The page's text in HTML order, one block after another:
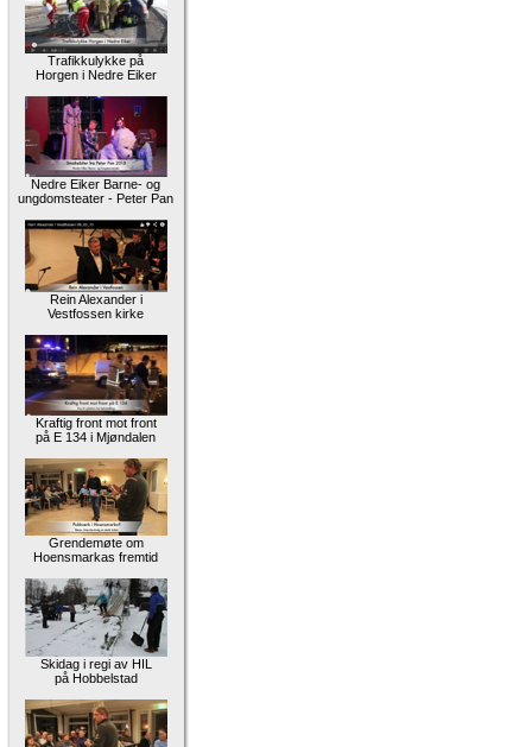
Trafikkulykke på
Horgen i Nedre Eiker
Nedre Eiker Barne- og
ungdomsteater - Peter Pan
Rein Alexander i
Vestfossen kirke
Kraftig front mot front
på E 134 i Mjøndalen
Grendemøte om
Hoensmarkas fremtid
Skidag i regi av HIL
på Hobbelstad